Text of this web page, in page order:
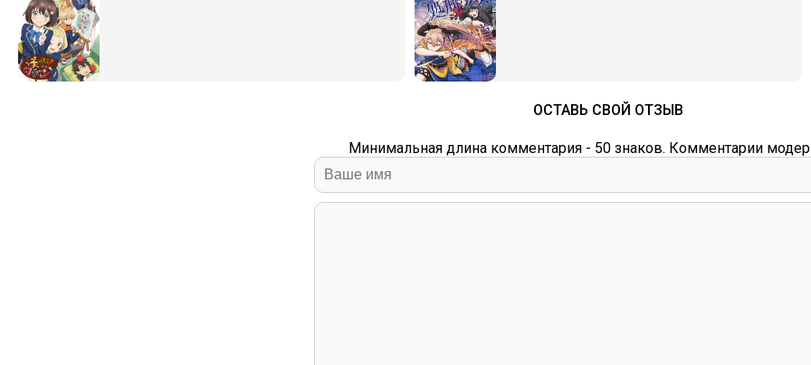
ОСТАВЬ СВОЙ ОТЗЫВ
Минимальная длина комментария - 50 знаков. Комментарии